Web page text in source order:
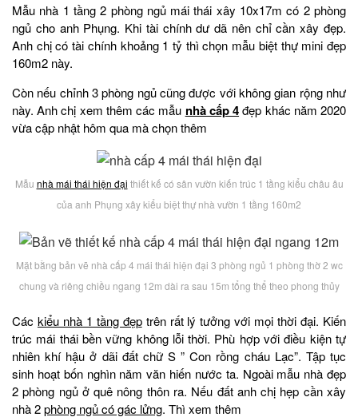
Mẫu nhà 1 tầng 2 phòng ngủ mái thái xây 10x17m có 2 phòng
ngủ cho anh Phụng. Khi tài chính dư dã nên chỉ cần xây đẹp.
Anh chị có tài chính khoảng 1 tỷ thì chọn mẫu biệt thự mini đẹp
160m2 này.
Còn nếu chỉnh 3 phòng ngủ cũng được với không gian rộng như
này. Anh chị xem thêm các mẫu nhà cấp 4đẹp khác năm 2020
vừa cập nhật hôm qua mà chọn thêm
Mẫu nhà mái thái hiện đại thiết kế có sân vườn kiến trúc 1 tầng kiểu châu âu
của anh Phụng xây kiểu biệt thự nhà vườn 1 tầng 160m2
Mặt bằng bản vẽ nhà cấp 4 mái thái hiện đại 3 phòng ngủ 1 phòng thờ 2 wc
chung và riêng chiều ngang 12m dài ra sau 15m tổng thể theo phong thủy
Các kiểu nhà 1 tầng đẹptrên rất lý tưởng với mọi thời đại. Kiến
trúc mái thái bền vững không lỗi thời. Phù hợp với điều kiện tự
nhiên khí hậu ở dãi đất chữ S ” Con rồng cháu Lạc”. Tập tục
sinh hoạt bốn nghìn năm văn hiến nước ta. Ngoài mẫu nhà đẹp
2 phòng ngủ ở quê nông thôn ra. Nếu đất anh chị hẹp cần xây
nhà 2phòng ngủ có gác lửng. Thì xem thêm